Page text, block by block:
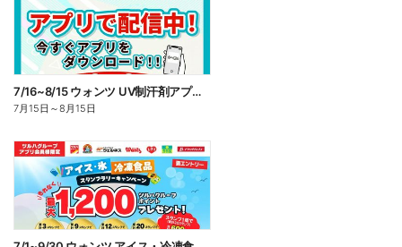
7/16~8/15 ウォンツ UV制汗剤アプリ企画
7月15日 ～8月15日